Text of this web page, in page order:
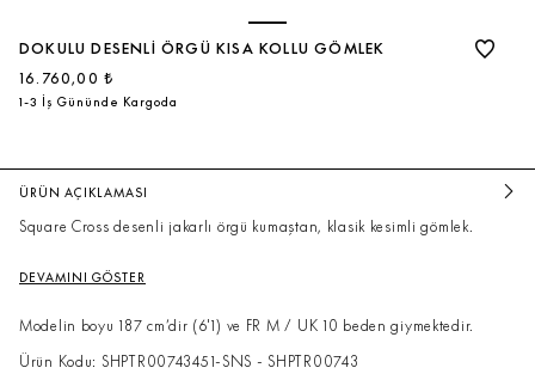
DOKULU DESENLI ÖRGÜ KISA KOLLU GÖMLEK
16.760,00 ₺
1-3 İş Gününde Kargoda
ÜRÜN AÇIKLAMASI
Square Cross desenli jakarlı örgü kumaştan, klasik kesimli gömlek.
DEVAMINI GÖSTER
Modelin boyu 187 cm’dir (6'1) ve FR M / UK 10 beden giymektedir.
Ürün Kodu: SHPTR00743451-SNS - SHPTR00743